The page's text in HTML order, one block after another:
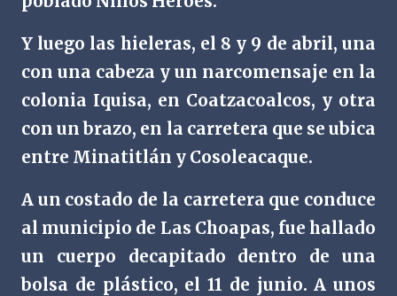
Y luego las hieleras, el 8 y 9 de abril, una
con una cabeza y un narcomensaje en la
colonia Iquisa, en Coatzacoalcos, y otra
con un brazo, en la carretera que se ubica
entre Minatitlán y Cosoleacaque.
A un costado de la carretera que conduce
al municipio de Las Choapas, fue hallado
un cuerpo decapitado dentro de una
bolsa de plástico, el 11 de junio. A unos